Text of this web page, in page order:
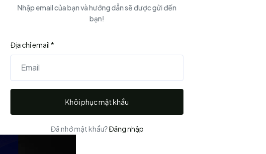
Nhập email của bạn và hướng dẫn sẽ được gửi đến
bạn!
Địa chỉ email *
Khôi phục mật khẩu
Đã nhớ mật khẩu?Đăng nhập